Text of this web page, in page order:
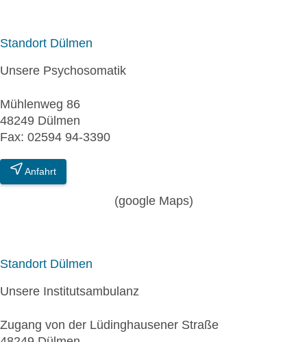
Standort Dülmen
Unsere Psychosomatik
Mühlenweg 86
48249 Dülmen
Fax: 02594 94-3390
Anfahrt
(google Maps)
Standort Dülmen
Unsere Institutsambulanz
Zugang von der Lüdinghausener Straße